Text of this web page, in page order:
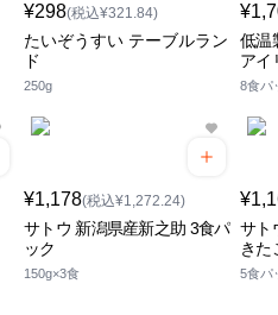
¥298(税込¥321.84)
たいぞうすい テーブルラン
ド
250g
低温
アイ
8食パ
¥1,178(税込¥1,272.24)
サトウ 新潟県産新之助 3食パ
ック
150g×3食
サト
きた
5食パ